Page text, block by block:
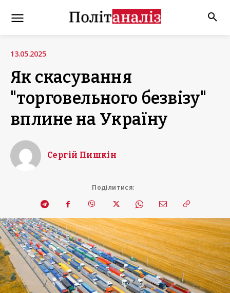
13.05.2025
Як скасування
"торговельного безвізу"
вплине на Україну
Сергій Пишкін
Поділитися: